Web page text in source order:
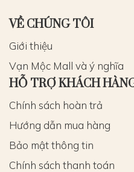
VỀ CHÚNG TÔI
Giới thiệu
Vạn Mộc Mall và ý nghĩa
HỖ TRỢ KHÁCH
Chính sách hoàn trả
Hướng dẫn mua hàng
Bảo mật thông tin
Chính sách thanh toán